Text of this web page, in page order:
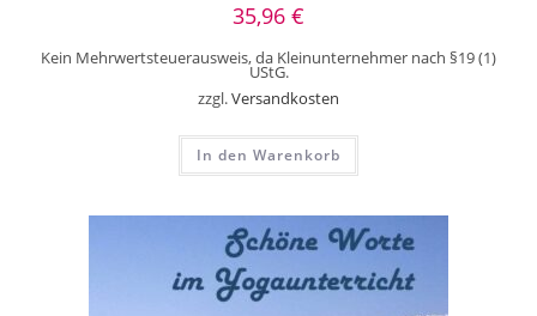
35,96 €
Kein Mehrwertsteuerausweis, da Kleinunternehmer nach §19 (1)
UStG.
zzgl.Versandkosten
In den Warenkorb